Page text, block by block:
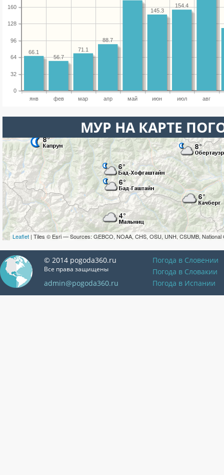
янв фев мар апр май июн июл авг
0
32
64
96
128
160 154.4
145.3
88.7
71.1
56.7
66.1
МУР НА КАРТЕ
Leaflet | Tiles © Esri — Sources: GEBCO, NOAA, CHS, OSU, UNH, CSUMB, National
© 2014 pogoda360.ru
Все права защищены
admin@pogoda360.ru
Погода в Словении
Погода в Словакии
Погода в Испании